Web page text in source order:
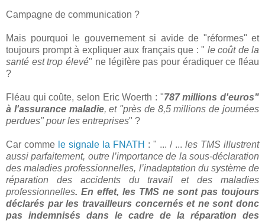
Campagne de communication ?
Mais pourquoi le gouvernement si avide de "réformes" et
toujours prompt à expliquer aux français que : " le coût de la
santé est trop élevé" ne légifère pas pour éradiquer ce fléau
?
Fléau qui coûte, selon Eric Woerth : "787 millions d'euros"
à l'assurance maladie, et "près de 8,5 millions de journées
perdues" pour les entreprises" ?
Car comme le signale la FNATH : " ... / ... les TMS illustrent
aussi parfaitement, outre l’importance de la sous-déclaration
des maladies professionnelles, l’inadaptation du système de
réparation des accidents du travail et des maladies
professionnelles. En effet, les TMS ne sont pas toujours
déclarés par les travailleurs concernés et ne sont donc
pas indemnisés dans le cadre de la réparation des